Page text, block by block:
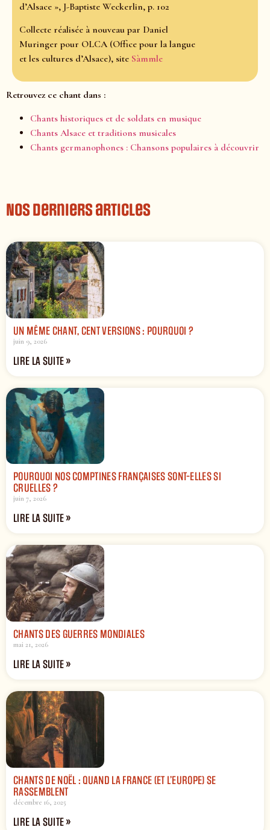
d’Alsace », J-Baptiste Weckerlin, p. 102
Collecte réalisée à nouveau par Daniel
Muringer pour OLCA (Office pour la langue
et les cultures d’Alsace), site Sàmmle
Retrouvez ce chant dans :
Chants historiques et de soldats en musique
Chants Alsace et traditions musicales
Chants germanophones : Chansons populaires à découvrir
Nos derniers articles
UN MÊME CHANT, CENT VERSIONS : POURQUOI ?
juin 9, 2026
LIRE LA SUITE »
POURQUOI NOS COMPTINES FRANÇAISES SONT-ELLES SI
CRUELLES ?
juin 7, 2026
LIRE LA SUITE »
CHANTS DES GUERRES MONDIALES
mai 21, 2026
LIRE LA SUITE »
CHANTS DE NOËL : QUAND LA FRANCE (ET L’EUROPE) SE
RASSEMBLENT
décembre 16, 2025
LIRE LA SUITE »